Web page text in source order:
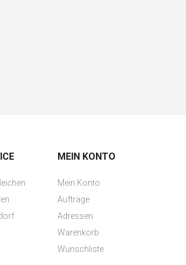
MEIN KONTO
Mein Konto
Aufträge
Adressen
Warenkorb
Wunschliste